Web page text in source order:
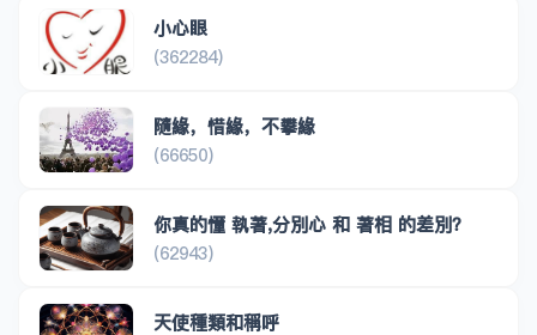
小心眼
(362284)
隨緣，惜緣，不攀緣
(66650)
你真的懂 執著,分別心 和 著相 的差別？
(62943)
天使種類和稱呼